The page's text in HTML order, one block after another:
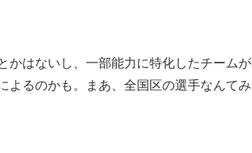
かはないし、一部能力に特化したチームが
よるのかも。まあ、全国区の選手なんてみ